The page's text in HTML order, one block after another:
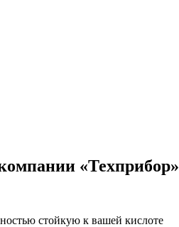
«Техприбор»
стойкую к вашей кислоте